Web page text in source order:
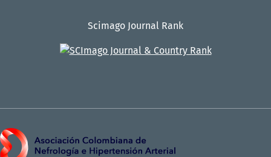
Scimago Journal Rank